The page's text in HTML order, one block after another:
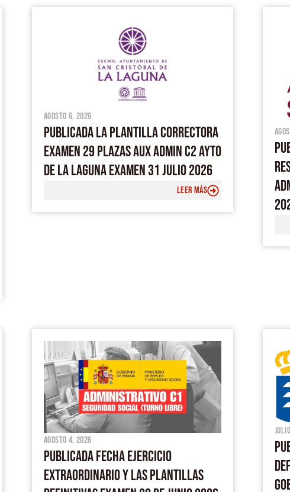
a
p
p
agosto 6, 2026
PUBLICADA LA PLANTILLA CORRECTORA
EXAMEN 29 PLAZAS AUX ADMIN C2 AYTO
DE LA LAGUNA EXAMEN 31 JULIO 2026
LEER MÁS
agosto 4, 2026
PUBLICADA FECHA EJERCICIO
EXTRAORDINARIO Y LAS PLANTILLAS
julio
PÁGINA
PÁGINA
PÁGINA
PÁGINA
PÁGINA